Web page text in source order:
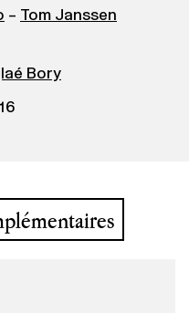
– Tom Janssen
Bory